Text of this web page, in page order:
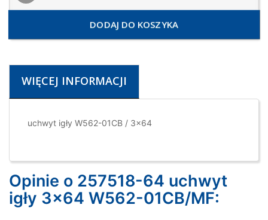
DODAJ DO KOSZYKA
WIĘCEJ INFORMACJI
uchwyt igły W562-01CB / 3x64
Opinie o 257518-64 uchwyt
igły 3x64 W562-01CB/MF: